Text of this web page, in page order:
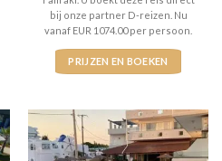
bij onze partner D-reizen. Nu
vanaf EUR 1074.00 per persoon.
PRIJZEN EN BOEKEN